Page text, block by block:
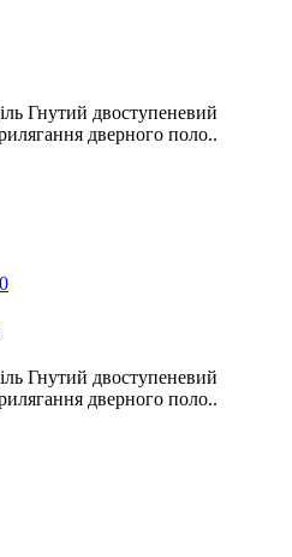
Гнутий двоступеневий
дверного поло..
Гнутий двоступеневий
дверного поло..